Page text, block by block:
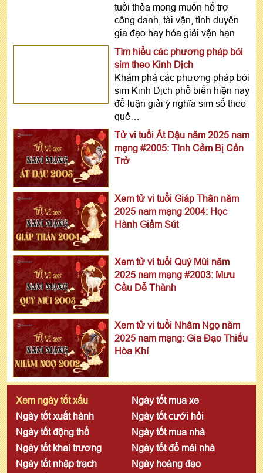
tuổi thỏa mong muốn hỗ trợ
công danh, tài vận, tình duyên
gia đạo hay hóa giải vận hạn
Tìm hiểu các phương pháp bói
sim theo Kinh Dịch
Khám phá các phương pháp bói
sim Kinh Dịch phổ biến hiện nay
để luận giải ý nghĩa sim số theo
quẻ…
Tử vi tuổi Ất Dậu năm 2025 nam
mạng #2005: Tình Cảm Bị Cản
Trở
Xem tử vi tuổi Giáp Thân năm
2025 nam mạng 2004: Học
Hành Giảm Sút
Xem tử vi tuổi Quý Mùi năm
2025 nam mạng #2003: Mưu
Cầu Dễ Thành
Xem tử vi tuổi Nhâm Ngọ năm
2025 nam mạng: Gia Đạo Thiếu
Hòa Khí
Xem ngày tốt xấu
Ngày tốt mua xe
Ngày tốt xuất hành
Ngày tốt cưới hỏi
Ngày tốt động thổ
Ngày tốt mua nhà
Ngày tốt khai trương
Ngày tốt đổ mái nhà
Ngày tốt nhập trạch
Ngày hoàng đạo